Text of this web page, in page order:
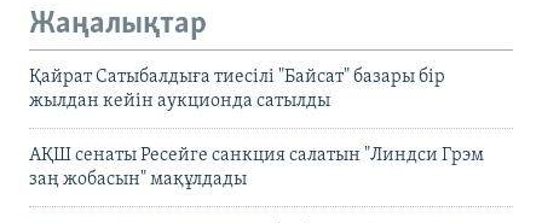
Жаңалықтар
Қайрат Сатыбалдыға тиесілі "Байсат" базары бір
жылдан кейін аукционда сатылды
АҚШ сенаты Ресейге санкция салатын "Линдси Грэм
заң жобасын" мақұлдады